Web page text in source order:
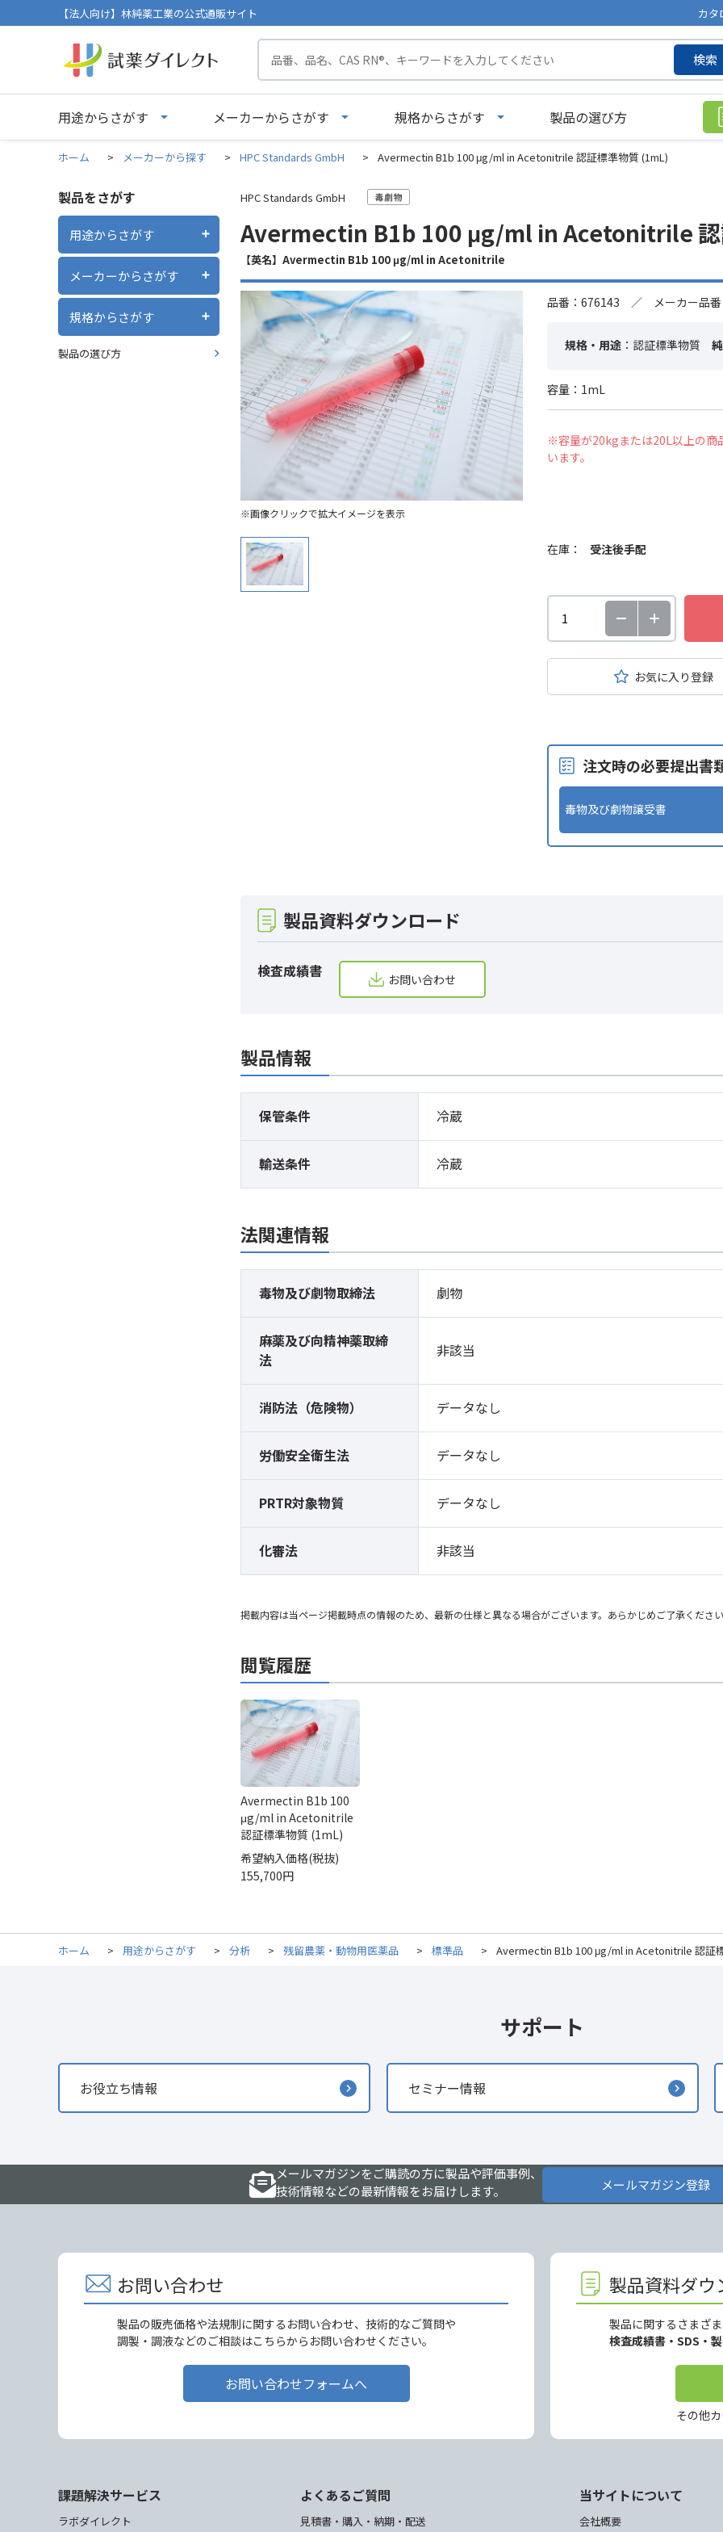
【法人向け】林純薬工業の公式通販サイト カタ
検索
用途からさがす メーカーからさがす 規格からさがす 製品の選び方
ホーム > メーカーから探す > HPC Standards GmbH > Avermectin B1b 100 μg/ml in Acetonitrile 認証標準物質 (1mL)
製品をさがす
用途からさがす
メーカーからさがす
規格からさがす
製品の選び方
HPC Standards GmbH
Avermectin B1b 100 μg/ml in Acetonitrile 認
【英名】Avermectin B1b 100 μg/ml in Acetonitrile
※画像クリックで拡大イメージを表示
品番：676143 ／ メーカー品番
規格・用途 ：認証標準物質
容量：1mL
※容量が20kgまたは20L以上の商
います。
在庫： 受注後手配
お気に入り登録
注文時の必要提出書
毒物及び劇物譲受書
製品資料ダウンロード
検査成績書 お問い合わせ
製品情報
保管条件 冷蔵
輸送条件 冷蔵
法関連情報
毒物及び劇物取締法 劇物
麻薬及び向精神薬取締
法
非該当
消防法（危険物） データなし
労働安全衛生法 データなし
PRTR対象物質 データなし
化審法 非該当
掲載内容は当ページ掲載時点の情報のため、最新の仕様と異なる場合がございます。あらかじめご了承くださ
閲覧履歴
Avermectin B1b 100
μg/ml in Acetonitrile
認証標準物質 (1mL)
希望納入価格(税抜)
155,700円
ホーム > 用途からさがす > 分析 > 残留農薬・動物用医薬品 > 標準品 > Avermectin B1b 100 μg/ml in Acetonitrile 認証
サポート
お役立ち情報 セミナー情報
メールマガジンをご購読の方に製品や評価事例、
技術情報などの最新情報をお届けします。
メールマガジン登録
お問い合わせ
製品の販売価格や法規制に関するお問い合わせ、技術的なご質問や
調製・調液などのご相談はこちらからお問い合わせください。
お問い合わせフォームへ
製品資料ダウ
製品に関するさまざ
検査成績書・SDS・
その他
課題解決サービス
ラボダイレクト
よくあるご質問
見積書・購入・納期・配送
当サイトについて
会社概要